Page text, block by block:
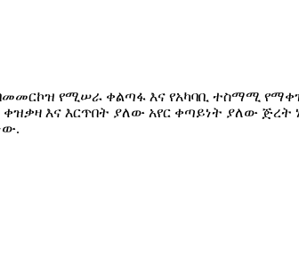
የሚሠራ ቀልጣፋ እና የአካባቢ ተስማሚ
እና እርጥበት ያለው አየር ቀጣይነት ያለው